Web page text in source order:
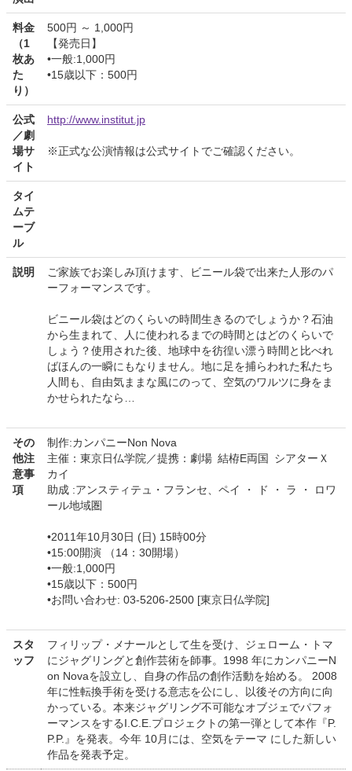
料金
（1
枚あ
た
り）
500円 ～ 1,000円
【発売日】
•一般:1,000円
•15歳以下：500円
公式
／劇
場サ
イト
http://www.institut.jp
※正式な公演情報は公式サイトでご確認ください。
タイ
ムテ
ーブ
ル
説明
ご家族でお楽しみ頂けます、ビニール袋で出来た人形のパ
ーフォーマンスです。
ビニール袋はどのくらいの時間生きるのでしょうか？石油
から生まれて、人に使われるまでの時間とはどのくらいで
しょう？使用された後、地球中を彷徨い漂う時間と比べれ
ばほんの一瞬にもなりません。地に足を捕らわれた私たち
人間も、自由気ままな風にのって、空気のワルツに身をま
かせられたなら…
その
他注
意事
項
制作:カンパニーNon Nova
主催：東京日仏学院／提携：劇場 結栫E両国 シアターＸ
カイ
助成 :アンスティテュ・フランセ、ペイ ・ ド ・ ラ ・ ロワ
ール地域圏
•2011年10月30日 (日) 15時00分
•15:00開演 （14：30開場）
•一般:1,000円
•15歳以下：500円
•お問い合わせ: 03-5206-2500 [東京日仏学院]
スタ
ッフ
フィリップ・メナールとして生を受け、ジェローム・トマ
にジャグリングと創作芸術を師事。1998 年にカンパニーN
on Novaを設立し、自身の作品の創作活動を始める。 2008
年に性転換手術を受ける意志を公にし、以後その方向に向
かっている。本来ジャグリング不可能なオブジェでパフォ
ーマンスをするI.C.E.プロジェクトの第一弾として本作『P.
P.P.』を発表。今年 10月には、空気をテーマ にした新しい
作品を発表予定。